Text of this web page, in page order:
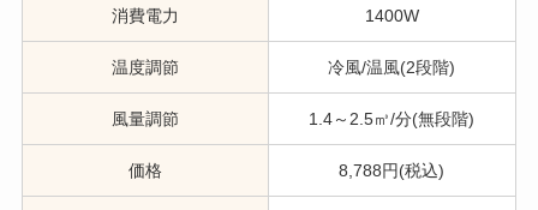
消費電力 1400W
温度調節 冷風/温風(2段階)
風量調節 1.4～2.5㎥/分(無段階)
価格 8,788円(税込)